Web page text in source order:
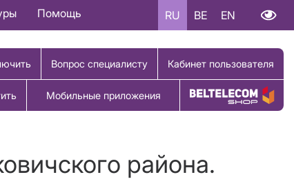
Помощь RU BE EN
Вопрос специалисту Кабинет пользователя
Мобильные приложения Купить товар
района.